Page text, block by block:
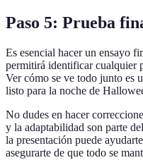
Paso 5: Prueba
Es esencial hacer un ensayo
permitirá identificar cualquier
Ver cómo se ve todo junto es
listo para la noche de
No dudes en hacer
y la adaptabilidad son parte
la presentación puede
asegurarte de que todo se